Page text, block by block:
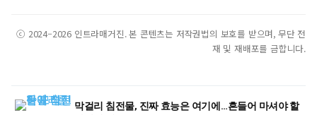
ⓒ 2024–2026 인트라매거진. 본 콘텐츠는 저작권법의 보호를 받으며, 무단 전
재 및 재배포를 금합니다.
막걸리 침전물, 진짜 효능은 여기에…흔들어 마셔야 할